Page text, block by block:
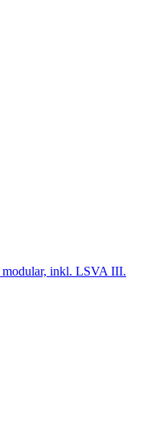
modular, inkl. LSVA III.